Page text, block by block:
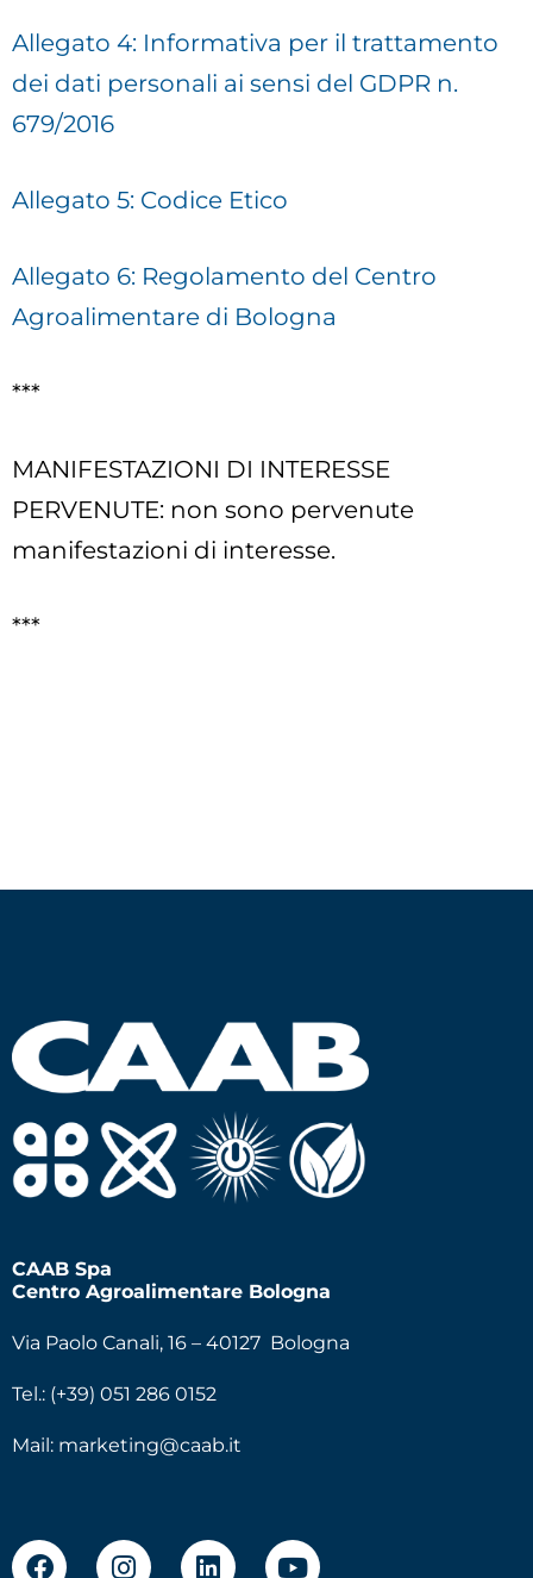
Allegato 4: Informativa per il trattamento
dei dati personali ai sensi del GDPR n.
679/2016
Allegato 5: Codice Etico
Allegato 6: Regolamento del Centro
Agroalimentare di Bologna
***
MANIFESTAZIONI DI INTERESSE
PERVENUTE: non sono pervenute
manifestazioni di interesse.
***
CAAB Spa
Centro Agroalimentare Bologna
Via Paolo Canali, 16 – 40127 Bologna
Tel.: (+39) 051 286 0152
Mail: marketing@caab.it